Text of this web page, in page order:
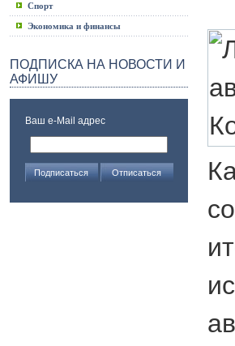
Спорт
Экономика и финансы
ПОДПИСКА НА НОВОСТИ И
АФИШУ
Ваш e-Mail адрес